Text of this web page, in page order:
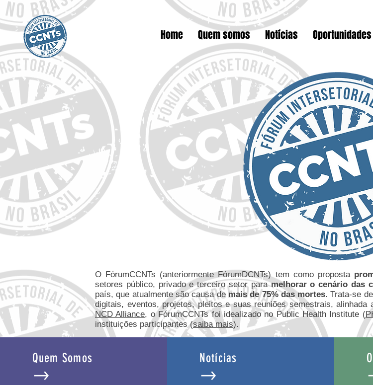
Home Quem somos Notícias Oportunidades
O FórumCCNTs (anteriormente FórumDCNTs) tem como proposta
setores público, privado e terceiro setor paramelhorar o cenário das
país, que atualmente são causa demais de 75% das mortes. Trata-se
digitais, eventos, projetos, pleitos e suas reuniões semestrais, alinhada
NCD Alliance, o FórumCCNTs foi idealizado no Public Health Institute (
instituições participantes (saiba mais).
Quem Somos Notícias